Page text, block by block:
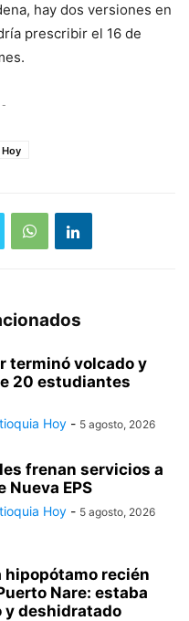
hay dos versiones en
prescribir el 16 de
-
terminó volcado y
20 estudiantes
Hoy - 5 agosto, 2026
frenan servicios a
Nueva EPS
Hoy - 5 agosto, 2026
hipopótamo recién
Nare: estaba
deshidratado